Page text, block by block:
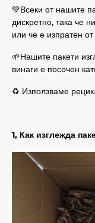
💚Всеки от нашите
дискретно, така че
или че е изпратен
🌱Нашите пакети
винаги е посочен
♻️ Използваме
1, Как изглежда